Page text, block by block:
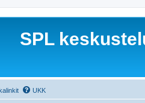
SPL
UKK